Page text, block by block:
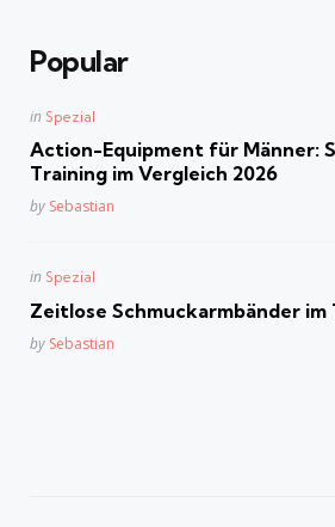
Popular
Posted
in Spezial
Action-Equipment für Männer:
Training im Vergleich 2026
Posted
by Sebastian
Posted
in Spezial
Zeitlose Schmuckarmbänder im
Posted
by Sebastian